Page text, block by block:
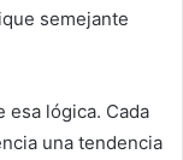
semejante
esa lógica. Cada
una tendencia